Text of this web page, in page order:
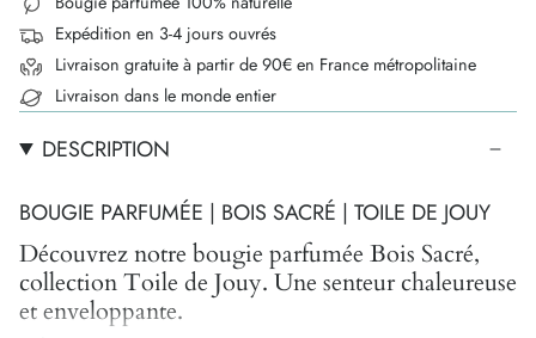
Expédition en 3-4 jours ouvrés
Livraison gratuite à partir de 90€ en France métropolitaine
Livraison dans le monde entier
DESCRIPTION
BOUGIE PARFUMÉE | BOIS SACRÉ | TOILE DE JOUY
Découvrez notre bougie parfumée Bois Sacré,
collection Toile de Jouy. Une senteur chaleureuse
et enveloppante.